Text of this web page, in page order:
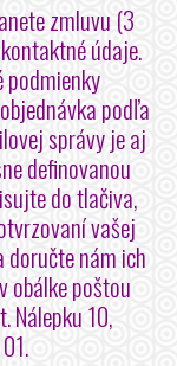
zmluvu (3
údaje.
podmienky
podľa
správy je aj
definovanou
do tlačiva,
vašej
nám ich
obálke poštou
Nálepku 10,